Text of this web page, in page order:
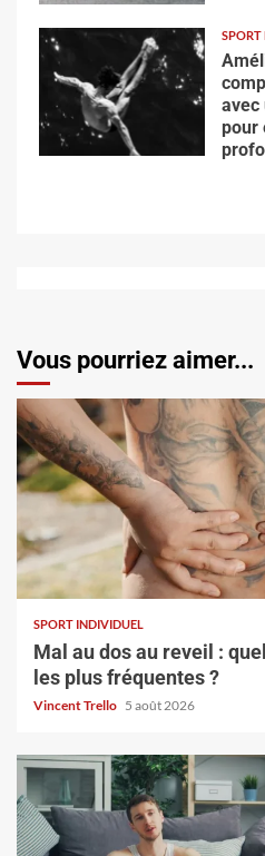
SPORT
avec
pour
Vous pourriez aimer...
SPORT INDIVIDUEL
Mal au dos au reveil :
les plus fréquentes ?
Vincent Trello 5 août 2026